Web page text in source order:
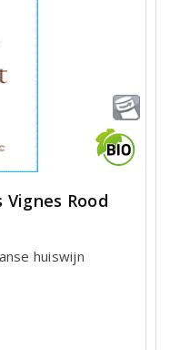
Rood
huiswijn